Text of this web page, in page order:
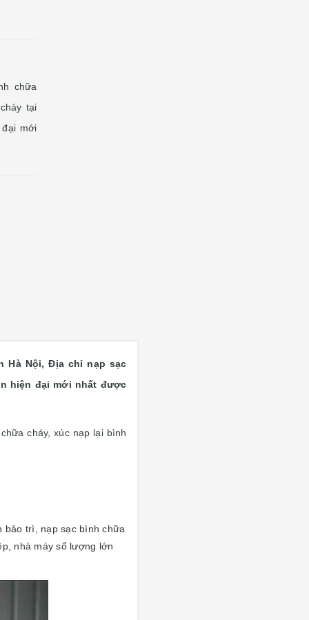
chữa
tại
mới
Hà Nội, Địa chỉ nạp sạc
hiện đại mới nhất được
cháy, xúc nạp lại bình
bảo trì, nạp sạc bình chữa
nhà máy số lượng lớn